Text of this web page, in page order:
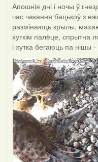
Апошнія дні і ночы ў
час чакання бацькоў з
размінаюць крылы,
хуткім палёце, спрытна
і хутка бегаюць па нішы